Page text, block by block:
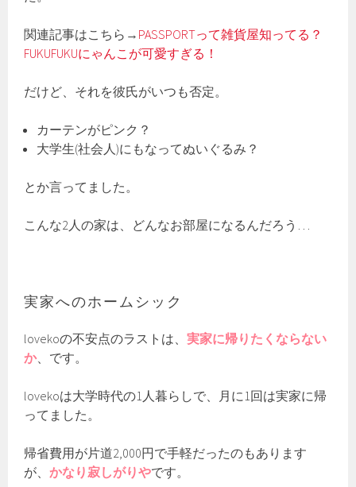
関連記事はこちら→ PASSPORTって雑貨屋知ってる？
FUKUFUKUにゃんこが可愛すぎる！
だけど、それを彼氏がいつも否定。
カーテンがピンク？
大学生(社会人)にもなってぬいぐるみ？
とか言ってました。
こんな2人の家は、どんなお部屋になるんだろう…
実家へのホームシック
lovekoの不安点のラストは、実家に帰りたくならない
か、です。
lovekoは大学時代の1人暮らしで、月に1回は実家に帰
ってました。
帰省費用が片道2,000円で手軽だったのもあります
が、かなり寂しがりやです。